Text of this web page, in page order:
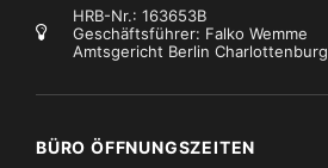
HRB-Nr.: 163653B
Geschäftsführer: Falko Wemme
Amtsgericht Berlin Charlottenburg
BÜRO ÖFFNUNGSZEITEN